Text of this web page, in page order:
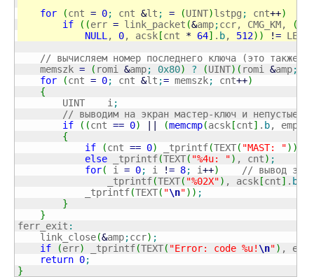
for
(cnt = 0; cnt &lt ; = (UINT)lstpg ; cnt++)
if
( (err = link_packet (&amp;ccr, CMG_KM, (
NULL , 0, acsk [cnt * 64] . b, 512) ) !=
// вычисляем номер последнего ключа (это также
    memszk
= ( romi &amp; 0x80) ? (UINT) ( romi &amp;
for
(cnt = 0; cnt &lt ;= memszk; cnt++)
{
        UINT    i
;
// выводим на экран мастер-ключ и непустые
if
( (cnt == 0) (memcmp(acsk [cnt] . b,
{
if
(cnt == 0) _tprintf(TEXT( "MAST: ") )
else _tprintf(TEXT( "%4u: ") , cnt) ;
for( i = 0; i != 8; i++)
// вывод
                _tprintf
(TEXT( "%02X") , acsk [cnt] . b
            _tprintf
(TEXT( "\n") ) ;
}
}
ferr_exit :
    link_close
(&amp;ccr) ;
if
(err) _tprintf(TEXT( "Error: code %u! \n") , err
return 0;
}